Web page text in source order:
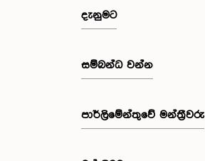
දැනුමට
සම්බන්ධ වන්න
පාර්ලි‌මේන්තුවේ මන්ත්‍රීවරු